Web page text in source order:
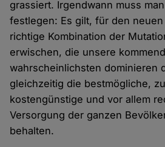
grassiert. Irgendwann muss
festlegen: Es gilt, für den
richtige Kombination der
erwischen, die unsere
wahrscheinlichsten dominieren
gleichzeitig die bestmögliche,
kostengünstige und vor allem
Versorgung der ganzen
behalten.